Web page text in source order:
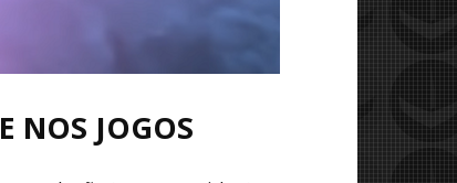
NOS JOGOS